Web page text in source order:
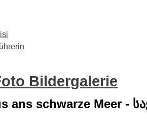
Bildergalerie
ans schwarze Meer -